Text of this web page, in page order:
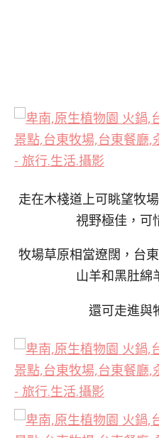
走在木棧道上可眺望牧
視野極佳，可
牧場草原相當遼闊，台
山羊和黑肚綿
還可走進與